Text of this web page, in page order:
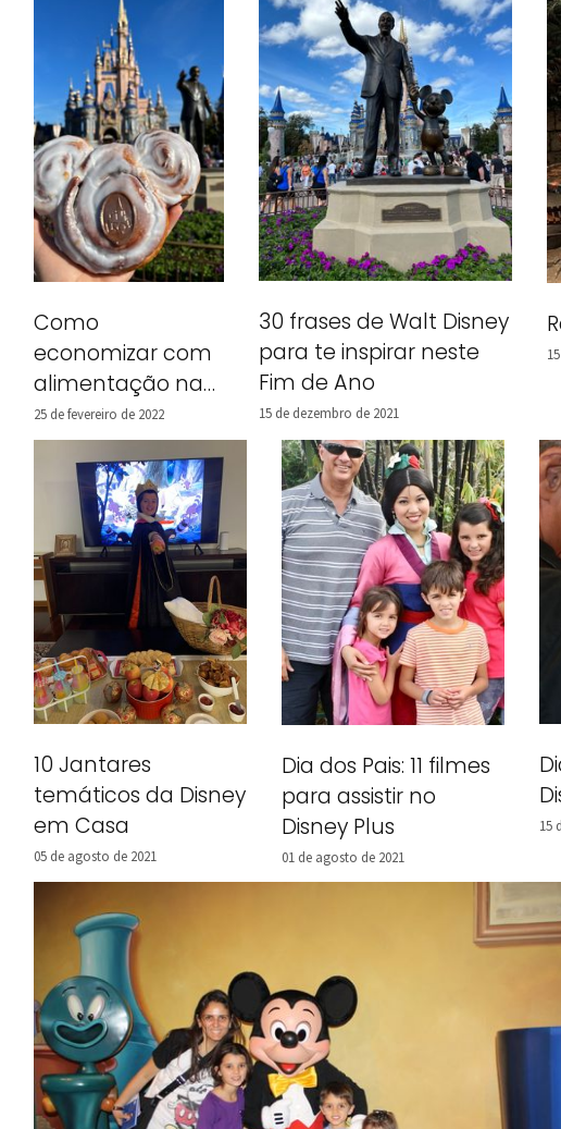
Como
economizar com
alimentação na
Disney
25 de fevereiro de 2022
30 frases de Walt Disney
para te inspirar neste
Fim de Ano
15 de dezembro de 2021
10 Jantares
temáticos da Disney
em Casa
05 de agosto de 2021
Dia dos Pais: 11 filmes
para assistir no
Disney Plus
01 de agosto de 2021
15